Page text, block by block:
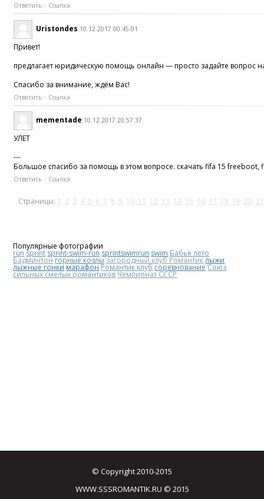
Ответить Ссылка
Uristondes 10.12.2017 00:45:01
Привет!
предлагает юридическую помощь онлайн — просто задайте вопрос
Спасибо за внимание, ждём Вас!
Ответить Ссылка
mementade 10.12.2017 20:57:37
УЛЕТ
---
Большое спасибо за помощь в этом вопросе. скачать fifa 15 freeboot,
Ответить Ссылка
Страницы: 1 2 3 4 5 6 7 8 9 10 11 12 13 14 15 16 17 18 19 20 21
Популярные фотографии
run sprint sprint-swim-run sprintswimrun swim Бабье лето
Бадминтонгорные козлы загородный клуб Романтиклыжи
лыжные гонки марафонРомантик клубсоревнованиеСоюз
сильных смелых романтиковЧемпионат СССР
© Copyright 2010-2015
WWW.SSSROMANTIK.RU © 2015